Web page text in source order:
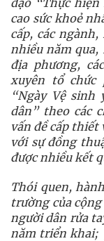
đạo “Thực
cao sức khoẻ
cấp, các
nhiều năm qua,
địa phương,
xuyên tổ chức
“Ngày Vệ sinh
dân” theo các
vấn đề cấp thiết
với sự đồng
được nhiều kết
Thói quen,
trường của
người dân rửa
năm triển khai;